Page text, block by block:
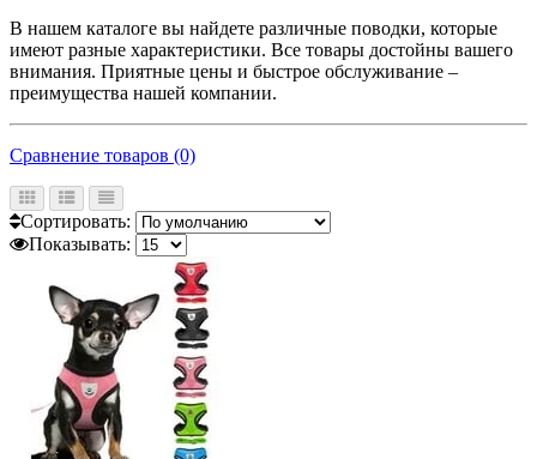
В нашем каталоге вы найдете различные поводки, которые
имеют разные характеристики. Все товары достойны вашего
внимания. Приятные цены и быстрое обслуживание –
преимущества нашей компании.
Сравнение товаров (0)
Сортировать:
Показывать: